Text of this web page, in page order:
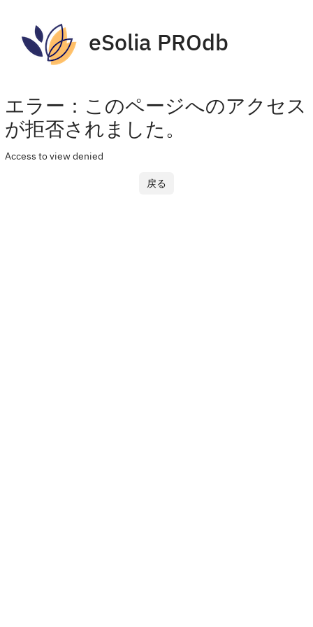
eSolia PROdb
エラー：このページへのアクセス
が拒否されました。
Access to view denied
戻る